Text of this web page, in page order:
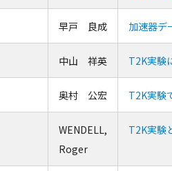
早戸 良成 加速器デ
中山 祥英 T2K実験
奥村 公宏 T2K実験
WENDELL,
Roger
T2K実験